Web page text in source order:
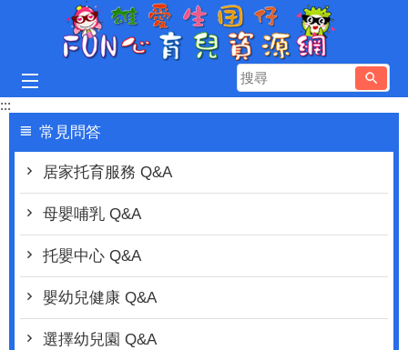
跳到主要內容區塊
搜
尋
:::
常見問答
居家托育服務 Q&A
母嬰哺乳 Q&A
托嬰中心 Q&A
嬰幼兒健康 Q&A
選擇幼兒園 Q&A